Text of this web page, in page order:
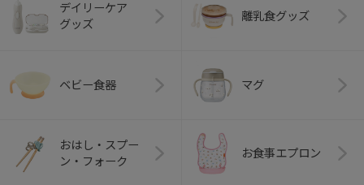
デイリーケア
グッズ
離乳食グッズ
ベビー食器 マグ
おはし・スプー
ン・フォーク
お食事エプロン